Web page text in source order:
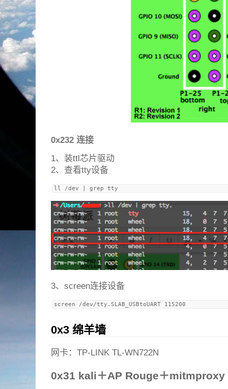
0x232 连接
1、装ttl芯片驱动
2、查看tty设备
3、screen连接设备
0x3 绵羊墙
网卡：TP-LINK TL-WN722N
0x31 kali＋AP Rouge＋mitmproxy